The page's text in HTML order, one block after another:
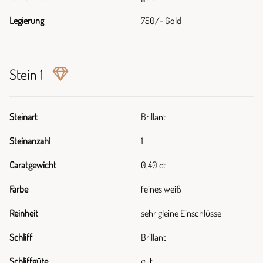
Legierung 750/- Gold
Stein 1
Steinart Brillant
Steinanzahl 1
Caratgewicht 0,40 ct
Farbe feines weiß
Reinheit sehr gleine Einschlüsse
Schliff Brillant